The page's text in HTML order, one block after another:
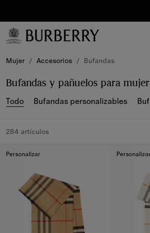
Suscríbete
a nuestro
boletín de
Mujer / Accesorios / Bufandas
Bufandas y pañuelos para mujer
Todo Bufandas personalizables
284 artículos
Personalizar